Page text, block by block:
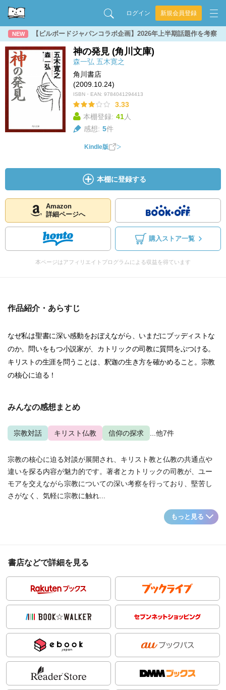
ログイン 新規会員登録
NEW 【ビルボードジャパンコラボ企画】2026年上半期話題作を考察
神の発見 (角川文庫)
森一弘 五木寛之
角川書店
(2009.10.24)
ISBN・EAN: 9784041294413
3.33
本棚登録: 41人
感想: 5件
Kindle版
本棚に登録する
Amazon
詳細ページへ
購入ストア一覧
本ページはアフィリエイトプログラムによる収益を得ています
作品紹介・あらすじ
なぜ私は聖書に深い感動をおぼえながら、いまだにブッディストな
のか。問いをもつ小説家が、カトリックの司教に質問をぶつける。
キリストの生涯を問うことは、釈迦の生き方を確かめること。宗教
の核心に迫る！
みんなの感想まとめ
宗教対話 キリスト仏教 信仰の探求 ...他7件
宗教の核心に迫る対談が展開され、キリスト教と仏教の共通点や
違いを探る内容が魅力的です。著者とカトリックの司教が、ユー
モアを交えながら宗教についての深い考察を行っており、堅苦し
さがなく、気軽に宗教に触れ...
もっと見る
書店などで詳細を見る